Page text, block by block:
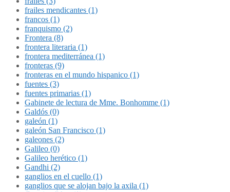
frailes mendicantes (1)
francos (1)
franquismo (2)
Frontera (8)
frontera literaria (1)
frontera mediterránea (1)
fronteras (9)
fronteras en el mundo hispanico (1)
fuentes (3)
fuentes primarias (1)
Gabinete de lectura de Mme. Bonhomme (1)
Galdós (0)
galeón (1)
galeón San Francisco (1)
galeones (2)
Galileo (0)
Galileo herético (1)
Gandhi (2)
ganglios en el cuello (1)
ganglios que se alojan bajo la axila (1)